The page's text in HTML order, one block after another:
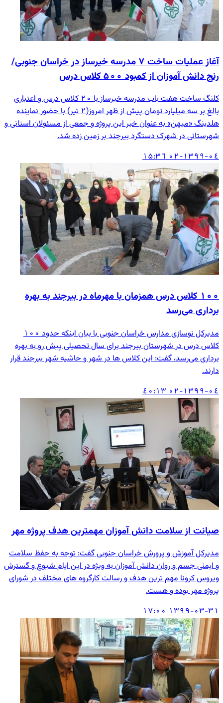
آغاز عملیات ساخت ۷ مدرسه خیرساز در خراسان جنوبی/
رنج دانش آ‌موزان از کمبود ۵۰۰ کلاس درس
کلنگ ساخت هفت باب مدرسه خیرساز با ۲۰ کلاس درس و اعتباری
بالغ بر سه میلیارد تومان پیش از ظهر امروز(۲ تیر) با حضور نماینده
هلدینگ «میهن» به عنوان خیر این پروژه و جمعی از مسئولان استانی و
شهرستانی در شهرک دستگرد بیرجند بر زمین زده شد.
۱۳۹۹-۰٤-۰۲ ۱۵:۳٦
۱۰۰ کلاس درس همزمان با مهرماه در بیرجند به بهره
برداری می‌رسد
مدیرکل نوسازی مدارس خراسان جنوبی با بیان اینکه حدود ۱۰۰
کلاس درس در شهرستان بیرجند برای سال تحصیلی پیش رو به بهره
برداری می‌رسد، گفت: این کلاس ها در شهر و حاشیه شهر بیرجند قرار
دارند.
۱۳۹۹-۰٤-۰۲ ۱۳:٤۰
صیانت از سلامت دانش آموزان مهمترین هدف پروژه مهر
مدیرکل آموزش و پرورش خراسان جنوبی گفت: توجه به حفظ سلامت
و ایمنی جسم و روان دانش آموزان به ویژه در این ایام شیوع و گسترش
ویروس کرونا مهم ترین هدف و رسالت کارگروه های مختلف در شورای
پروژه مهر بوده و هست.
۱۳۹۹-۰۳-۳۱ ۱۷:۰۰